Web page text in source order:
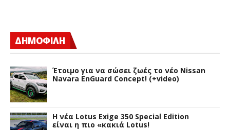
ΔΗΜΟΦΙΛΗ
Έτοιμο για να σώσει ζωές το νέο Nissan
Navara EnGuard Concept! (+video)
H νέα Lotus Exige 350 Special Edition
είναι η πιο «κακιά Lotus!